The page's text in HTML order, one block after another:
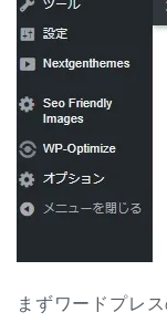
まずワードプレ